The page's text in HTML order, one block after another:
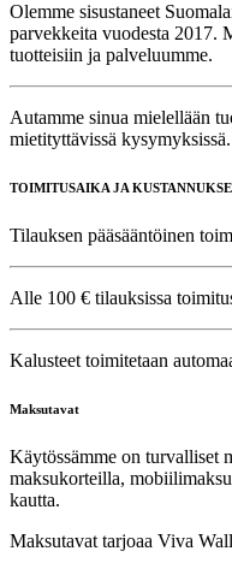
Olemme sisustaneet
parvekkeita vuodesta 2017.
tuotteisiin ja palveluumme.
Autamme sinua mielellään
mietityttävissä kysymyksissä.
TOIMITUSAIKA JA
Tilauksen pääsääntöinen
Alle 100 € tilauksissa
Kalusteet toimitetaan
Maksutavat
Käytössämme on turvalliset
maksukorteilla,
kautta.
Maksutavat tarjoaa Viva